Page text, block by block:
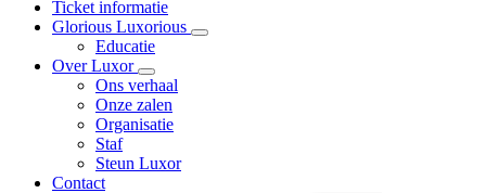
Ticket informatie
Glorious Luxorious
Educatie
Over Luxor
Ons verhaal
Onze zalen
Organisatie
Staf
Steun Luxor
Contact